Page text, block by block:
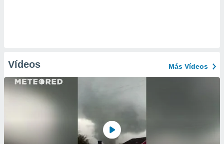
Vídeos Más Vídeos